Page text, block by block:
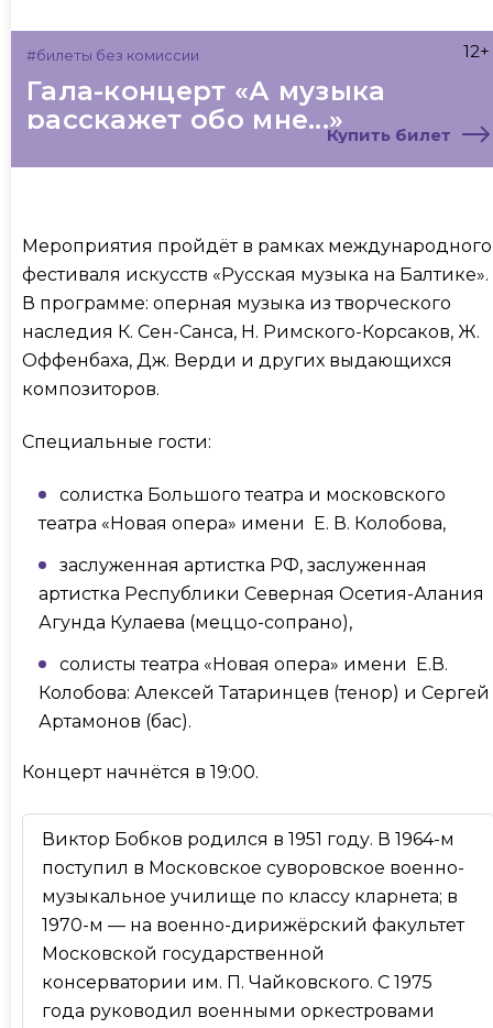
12+
#билеты без комиссии
Купить билет
Гала-концерт «А музыка
расскажет обо мне...»
Мероприятия пройдёт в рамках международного
фестиваля искусств «Русская музыка на Балтике».
В программе: оперная музыка из творческого
наследия К. Сен-Санса, Н. Римского-Корсаков, Ж.
Оффенбаха, Дж. Верди и других выдающихся
композиторов.
Специальные гости:
солистка Большого театра и московского
театра «Новая опера» имени Е. В. Колобова,
заслуженная артистка РФ, заслуженная
артистка Республики Северная Осетия-Алания
Агунда Кулаева (меццо-сопрано),
солисты театра «Новая опера» имени Е.В.
Колобова: Алексей Татаринцев (тенор) и Сергей
Артамонов (бас).
Концерт начнётся в 19:00.
Виктор Бобков родился в 1951 году. В 1964-м
поступил в Московское суворовское военно-
музыкальное училище по классу кларнета; в
1970-м — на военно-дирижёрский факультет
Московской государственной
консерватории им. П. Чайковского. С 1975
года руководил военными оркестровами